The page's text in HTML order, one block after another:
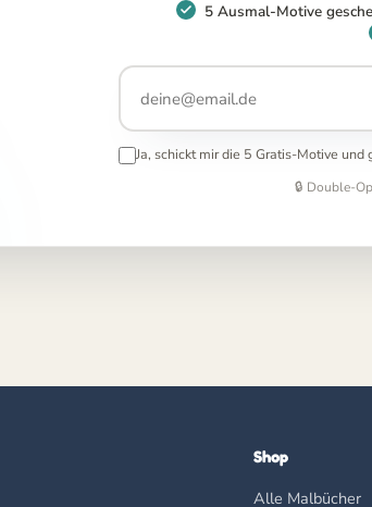
5 Ausmal-Motive
Ja, schickt mir die 5 Gratis-Motive
🔒 Double-
Shop
Alle Malbücher